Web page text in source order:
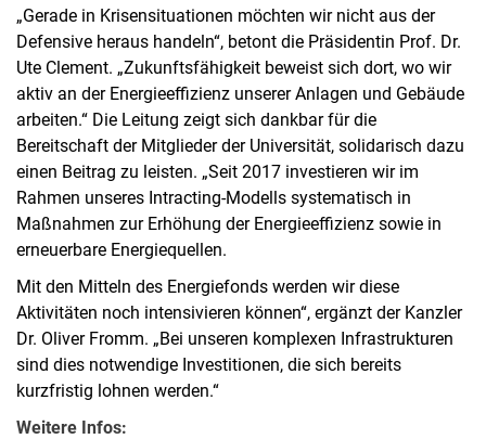
„Gerade in Krisensituationen möchten wir nicht aus der
Defensive heraus handeln“, betont die Präsidentin Prof. Dr.
Ute Clement. „Zukunftsfähigkeit beweist sich dort, wo wir
aktiv an der Energieeffizienz unserer Anlagen und Gebäude
arbeiten.“ Die Leitung zeigt sich dankbar für die
Bereitschaft der Mitglieder der Universität, solidarisch dazu
einen Beitrag zu leisten. „Seit 2017 investieren wir im
Rahmen unseres Intracting-Modells systematisch in
Maßnahmen zur Erhöhung der Energieeffizienz sowie in
erneuerbare Energiequellen.
Mit den Mitteln des Energiefonds werden wir diese
Aktivitäten noch intensivieren können“, ergänzt der Kanzler
Dr. Oliver Fromm. „Bei unseren komplexen Infrastrukturen
sind dies notwendige Investitionen, die sich bereits
kurzfristig lohnen werden.“
Weitere Infos: